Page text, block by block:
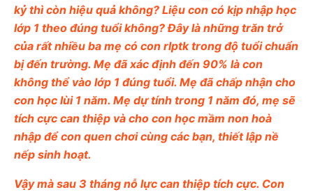
kỷ thì còn hiệu quả không? Liệu con có kịp nhập học
lớp 1 theo đúng tuổi không? Đây là những trăn trở
của rất nhiều ba mẹ có con rlptk trong độ tuổi chuẩn
bị đến trường. Mẹ đã xác định đến 90% là con
không thể vào lớp 1 đúng tuổi. Mẹ đã chấp nhận cho
con học lùi 1 năm. Mẹ dự tính trong 1 năm đó, mẹ sẽ
tích cực can thiệp và cho con học mầm non hoà
nhập để con quen chơi cùng các bạn, thiết lập nề
nếp sinh hoạt.
Vậy mà sau 3 tháng nỗ lực can thiệp tích cực. Con